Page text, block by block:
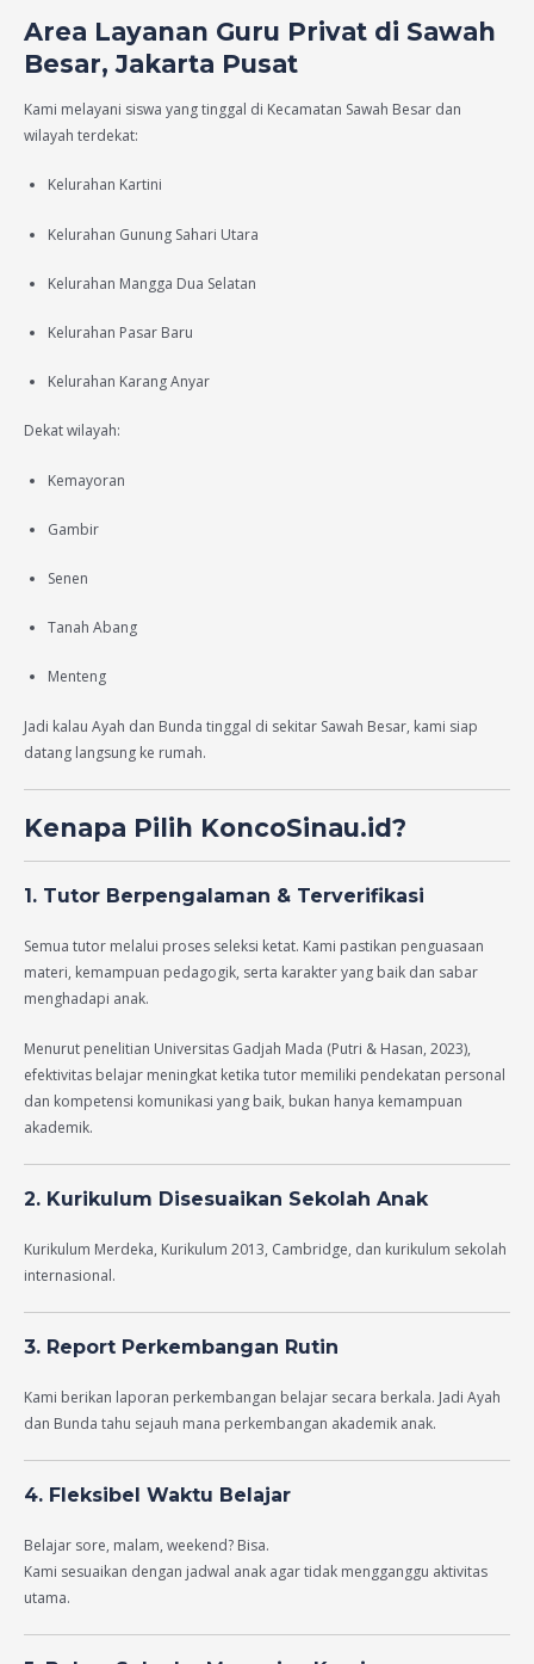
Area Layanan Guru Privat di Sawah
Besar, Jakarta Pusat
Kami melayani siswa yang tinggal di Kecamatan Sawah Besar dan
wilayah terdekat:
Kelurahan Kartini
Kelurahan Gunung Sahari Utara
Kelurahan Mangga Dua Selatan
Kelurahan Pasar Baru
Kelurahan Karang Anyar
Dekat wilayah:
Kemayoran
Gambir
Senen
Tanah Abang
Menteng
Jadi kalau Ayah dan Bunda tinggal di sekitar Sawah Besar, kami siap
datang langsung ke rumah.
Kenapa Pilih KoncoSinau.id?
1. Tutor Berpengalaman & Terverifikasi
Semua tutor melalui proses seleksi ketat. Kami pastikan penguasaan
materi, kemampuan pedagogik, serta karakter yang baik dan sabar
menghadapi anak.
Menurut penelitian Universitas Gadjah Mada (Putri & Hasan, 2023),
efektivitas belajar meningkat ketika tutor memiliki pendekatan personal
dan kompetensi komunikasi yang baik, bukan hanya kemampuan
akademik.
2. Kurikulum Disesuaikan Sekolah Anak
Kurikulum Merdeka, Kurikulum 2013, Cambridge, dan kurikulum sekolah
internasional.
3. Report Perkembangan Rutin
Kami berikan laporan perkembangan belajar secara berkala. Jadi Ayah
dan Bunda tahu sejauh mana perkembangan akademik anak.
4. Fleksibel Waktu Belajar
Belajar sore, malam, weekend? Bisa.
Kami sesuaikan dengan jadwal anak agar tidak mengganggu aktivitas
utama.